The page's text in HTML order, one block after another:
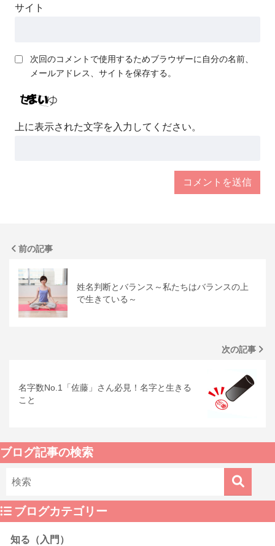
サイト
次回のコメントで使用するためブラウザーに自分の名前、
メールアドレス、サイトを保存する。
上に表示された文字を入力してください。
前の記事
姓名判断とバランス～私たちはバランスの上
で生きている～
次の記事
名字数No.1「佐藤」さん必見！名字と生きる
こと
ブログ記事の検索
ブログカテゴリー
知る（入門）